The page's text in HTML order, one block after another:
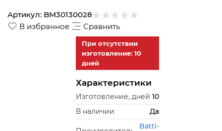
В избранное Сравнить
Артикул: BM30130028
При отсутствии
изготовление: 10
дней
Характеристики
Изготовление, дней 10
В наличии
Да
Batti-